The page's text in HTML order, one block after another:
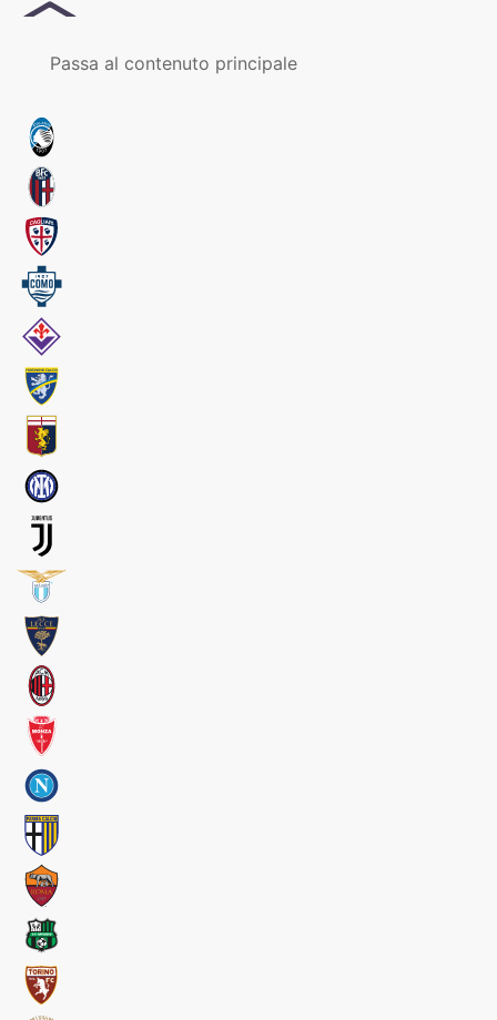
Passa al contenuto principale